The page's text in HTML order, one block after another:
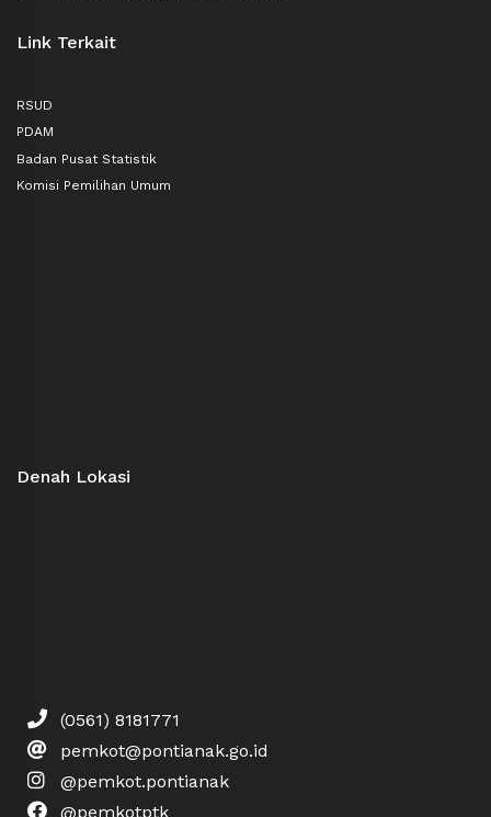
Link Terkait
RSUD
PDAM
Badan Pusat Statistik
Komisi Pemilihan Umum
Denah Lokasi
(0561) 8181771
pemkot@pontianak.go.id
@pemkot.pontianak
@pemkotptk